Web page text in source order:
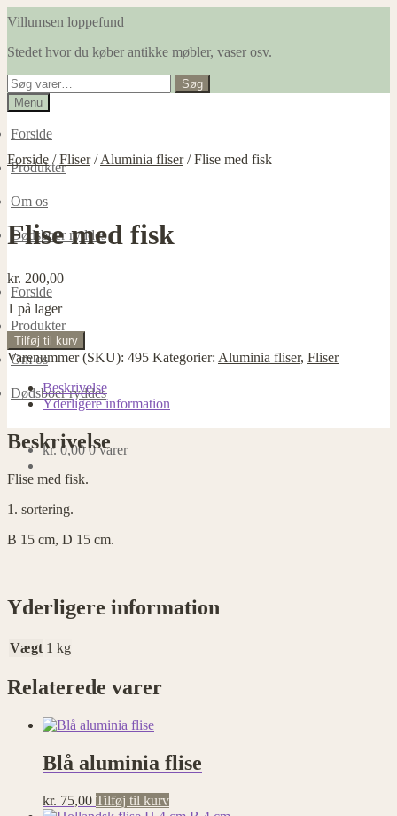
Spring
navigation
Spring
indhold
Villumsen loppefund
Stedet hvor du køber antikke møbler, vaser osv.
Søg
efter:
Søg
Menu
Forside
Produkter
Om os
Dødsboer ryddes
Forside
Produkter
Om os
Dødsboer ryddes
kr.0,00 0 varer
Forside /Fliser/Aluminia fliser/Flise med fisk
Flise med fisk
kr. 200,00
1 på lager
Flise
med
fisk
antal
Tilføj til kurv
Varenummer (SKU): 495 Kategorier: Aluminia fliser, Fliser
Beskrivelse
Yderligere information
Beskrivelse
Flise med fisk.
1. sortering.
B 15 cm, D 15 cm.
Yderligere information
Vægt 1 kg
Relaterede varer
Blå aluminia flise
kr. 75,00 Tilføj til kurv